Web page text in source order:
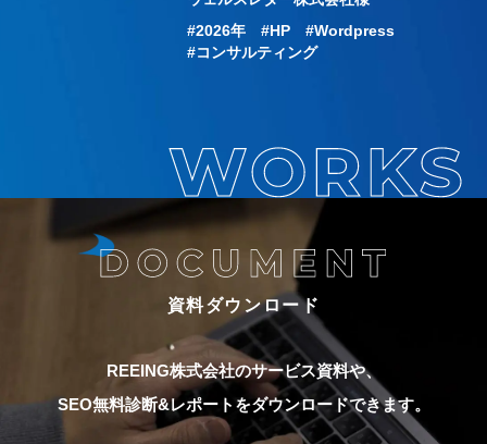
2026年 HP
Wordpress
コンサルティング
資料ダウンロード
REEING株式会社のサービス資料や、
SEO無料診断&レポートをダウンロードできます。